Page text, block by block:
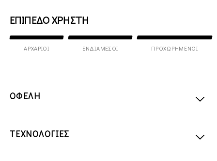
ΕΠΙΠΕΔΟ ΧΡΗΣΤΗ
ΑΡΧΆΡΙΟΙ ΕΝΔΙΆΜΕΣΟΙ ΠΡΟΧΩΡΗΜΈΝΟΙ
ΟΦΕΛΗ
ΤΕΧΝΟΛΟΓΙΕΣ